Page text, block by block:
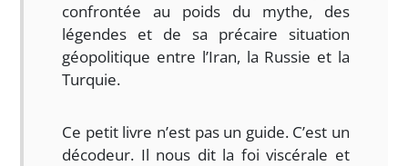
confrontée au poids du mythe, des
légendes et de sa précaire situation
géopolitique entre l’Iran, la Russie et la
Turquie.
Ce petit livre n’est pas un guide. C’est un
décodeur. Il nous dit la foi viscérale et